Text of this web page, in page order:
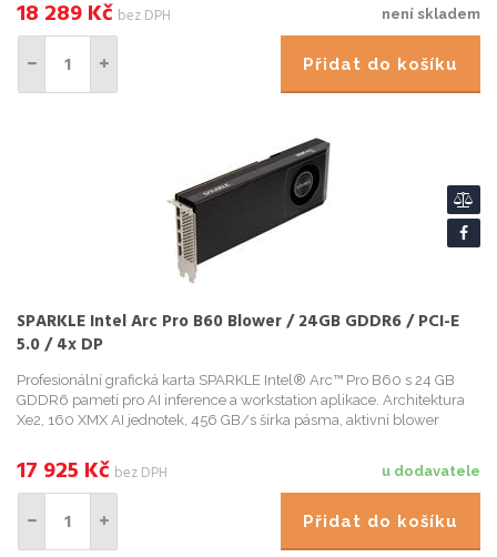
není skladem
18 289Kč bez DPH
Přidat do košíku
SPARKLE Intel Arc Pro B60 Blower / 24GB GDDR6 / PCI-E
5.0 / 4x DP
Profesionální grafická karta SPARKLE Intel® Arc™ Pro B60 s 24 GB
GDDR6 pametí pro AI inference a workstation aplikace. Architektura
Xe2, 160 XMX AI jednotek, 456 GB/s šírka pásma, aktivní blower
u dodavatele
17 925 Kč bez DPH
Přidat do košíku